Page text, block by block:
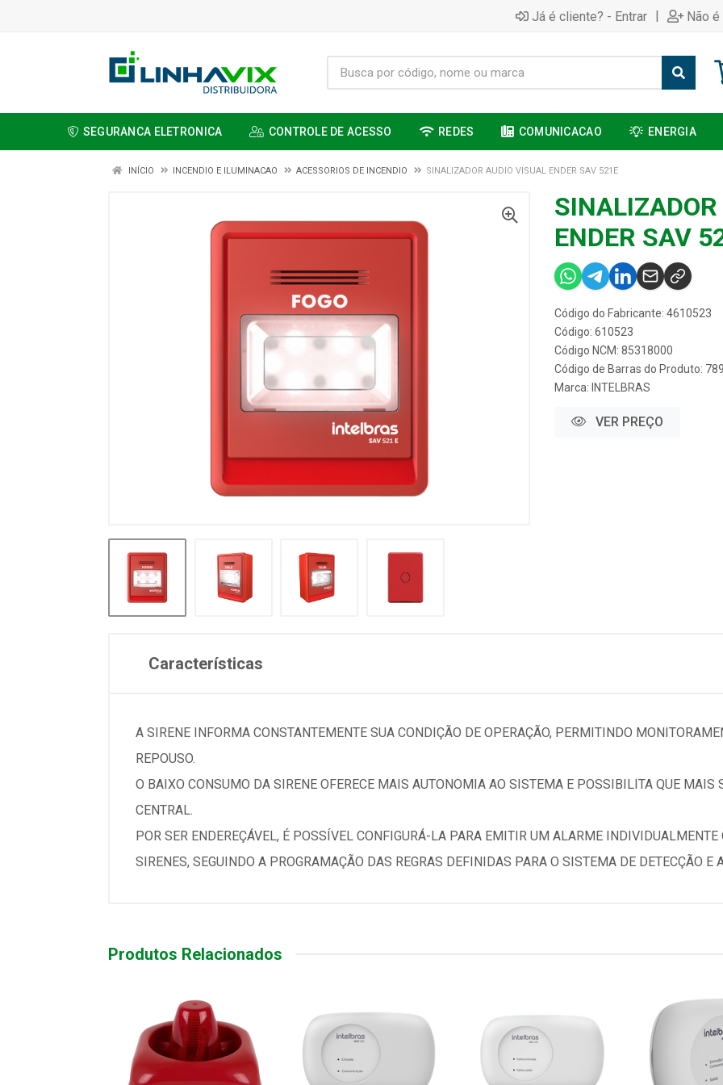
Já é cliente? - Entrar | Não
SEGURANCA ELETRONICA CONTROLE DE ACESSO REDES COMUNICACAO ENERGIA
INÍCIO INCENDIO E ILUMINACAO ACESSORIOS DE INCENDIO SINALIZADOR AUDIO VISUAL ENDER SAV 521E
ENDER SAV
Código do Fabricante: 4610523
Código: 610523
Código NCM: 85318000
Código de Barras do Produto:
Marca: INTELBRAS
VER PREÇO
Características
A SIRENE INFORMA CONSTANTEMENTE SUA CONDIÇÃO DE OPERAÇÃO, PERMITINDO
REPOUSO.
O BAIXO CONSUMO DA SIRENE OFERECE MAIS AUTONOMIA AO SISTEMA E POSSIBILITA QUE
CENTRAL.
POR SER ENDEREÇÁVEL, É POSSÍVEL CONFIGURÁ-LA PARA EMITIR UM ALARME
SIRENES, SEGUINDO A PROGRAMAÇÃO DAS REGRAS DEFINIDAS PARA O SISTEMA DE DETECÇÃO E
Produtos Relacionados